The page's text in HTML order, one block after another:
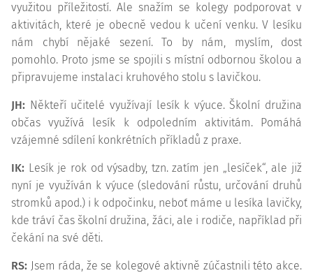
využitou příležitostí. Ale snažím se kolegy podporovat v
aktivitách, které je obecně vedou k učení venku. V lesíku
nám chybí nějaké sezení. To by nám, myslím, dost
pomohlo. Proto jsme se spojili s místní odbornou školou a
připravujeme instalaci kruhového stolu s lavičkou.
JH: Někteří učitelé využívají lesík k výuce. Školní družina
občas využívá lesík k odpoledním aktivitám. Pomáhá
vzájemné sdílení konkrétních příkladů z praxe.
IK: Lesík je rok od výsadby, tzn. zatím jen „lesíček“, ale již
nyní je využíván k výuce (sledování růstu, určování druhů
stromků apod.) i k odpočinku, neboť máme u lesíka lavičky,
kde tráví čas školní družina, žáci, ale i rodiče, například při
čekání na své děti.
RS: Jsem ráda, že se kolegové aktivně zúčastnili této akce.